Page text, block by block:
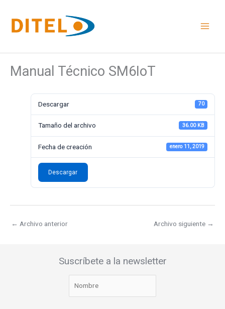
contenido
Manual Técnico SM6IoT
Descargar 70
Tamaño del archivo 36.00 KB
Fecha de creación enero 11, 2019
Descargar
← Archivo anterior Archivo siguiente →
Suscríbete a la newsletter